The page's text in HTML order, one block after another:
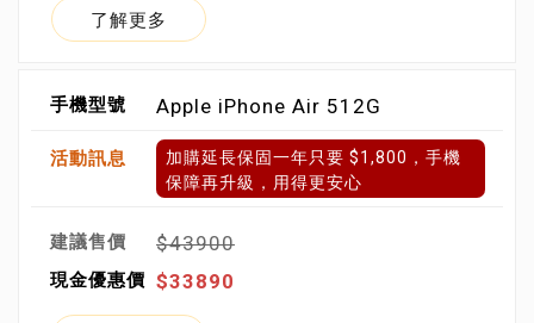
了解更多
Apple iPhone Air 512G
加購延長保固一年只要 $1,800，手機
保障再升級，用得更安心
$43900
$33890